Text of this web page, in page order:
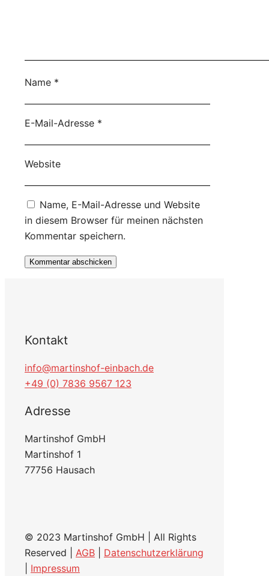
Name *
E-Mail-Adresse *
Website
Name, E-Mail-Adresse und Website
in diesem Browser für meinen nächsten
Kommentar speichern.
Kontakt
info@martinshof-einbach.de
+49 (0) 7836 9567 123
Adresse
Martinshof GmbH
Martinshof 1
77756 Hausach
© 2023 Martinshof GmbH | All Rights
Reserved | AGB
Datenschutzerklärung
Impressum